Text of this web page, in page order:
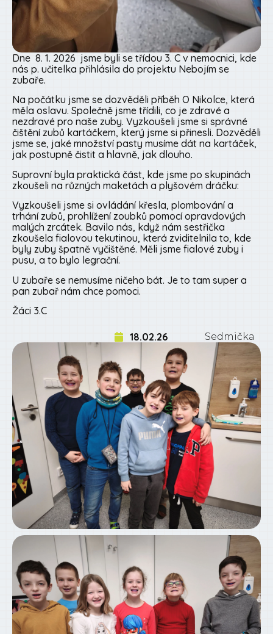
Dne 8. 1. 2026 jsme byli se třídou 3. C v nemocnici, kde
nás p. učitelka přihlásila do projektu Nebojím se
zubaře.
Na počátku jsme se dozvěděli příběh O Nikolce, která
měla oslavu. Společně jsme třídili, co je zdravé a
nezdravé pro naše zuby. Vyzkoušeli jsme si správné
čištění zubů kartáčkem, který jsme si přinesli. Dozvěděli
jsme se, jaké množství pasty musíme dát na kartáček,
jak postupně čistit a hlavně, jak dlouho.
Suprovní byla praktická část, kde jsme po skupinách
zkoušeli na různých maketách a plyšovém dráčku:
Vyzkoušeli jsme si ovládání křesla, plombování a
trhání zubů, prohlížení zoubků pomocí opravdových
malých zrcátek. Bavilo nás, když nám sestřička
zkoušela fialovou tekutinou, která zviditelnila to, kde
byly zuby špatně vyčištěné. Měli jsme fialové zuby i
pusu, a to bylo legrační.
U zubaře se nemusíme ničeho bát. Je to tam super a
pan zubař nám chce pomoci.
Žáci 3.C
18.02.26 Sedmička